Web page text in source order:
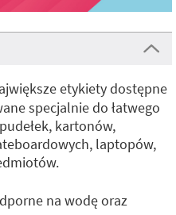
etykiety dostępne
specjalnie do łatwego
kartonów,
laptopów,
na wodę oraz